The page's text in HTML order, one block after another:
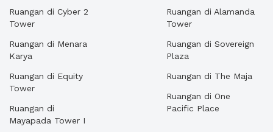
Ruangan di Cyber 2
Tower
Ruangan di Menara
Karya
Ruangan di Equity
Tower
Ruangan di
Mayapada Tower I
Ruangan di Alamanda
Tower
Ruangan di Sovereign
Plaza
Ruangan di The Maja
Ruangan di One
Pacific Place